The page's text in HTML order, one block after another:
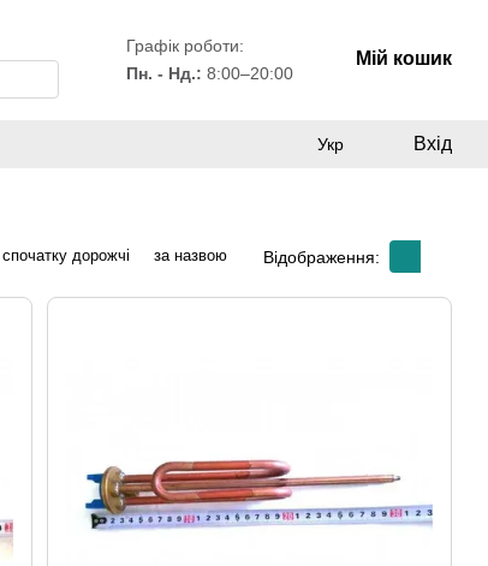
Графік роботи:
Пн. - Нд.: 8:00–20:00
Мій кошик
Укр Вхід
спочатку дорожчі за назвою Відображення: